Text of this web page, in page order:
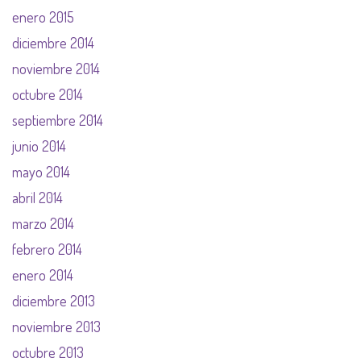
enero 2015
diciembre 2014
noviembre 2014
octubre 2014
septiembre 2014
junio 2014
mayo 2014
abril 2014
marzo 2014
febrero 2014
enero 2014
diciembre 2013
noviembre 2013
octubre 2013